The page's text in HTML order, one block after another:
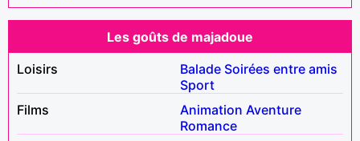
Les goûts de majadoue
Loisirs
Balade Soirées entre amis
Sport
Films
Animation Aventure
Romance